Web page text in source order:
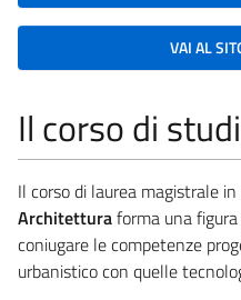
VAI AL
Il corso di
Il corso di laurea magistrale in
Architetturaforma una
coniugare le competenze
urbanistico con quelle